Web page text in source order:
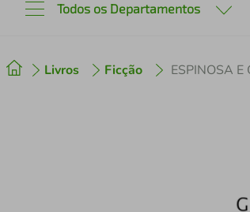
Todos os Departamentos
Livros Ficção ESPINOSA E
2º cafeteira